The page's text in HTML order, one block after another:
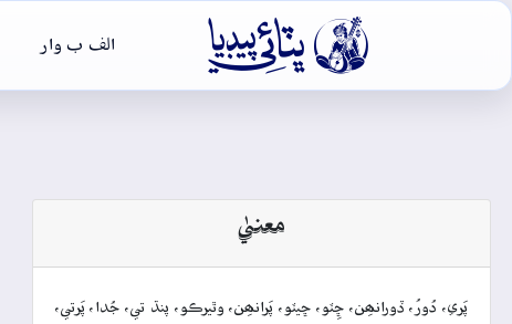
 الف ب وار
معنيٰ
پَري، دُورُ، ڏورانھِن، ڇِٽو، ڇيٽو، پَرانھِن، وٿيرڪو، پنڌ تي، جُدا، پَرتي،